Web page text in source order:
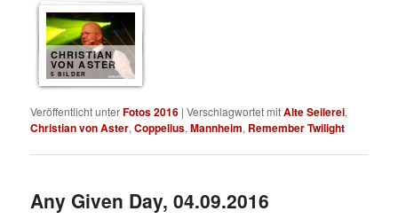
CHRISTIAN
VON ASTER
5 BILDER
Veröffentlicht unterFotos 2016 |Verschlagwortet mitAlte Seilerei,
Christian von Aster,Coppelius,Mannheim, Remember Twilight
Any Given Day, 04.09.2016